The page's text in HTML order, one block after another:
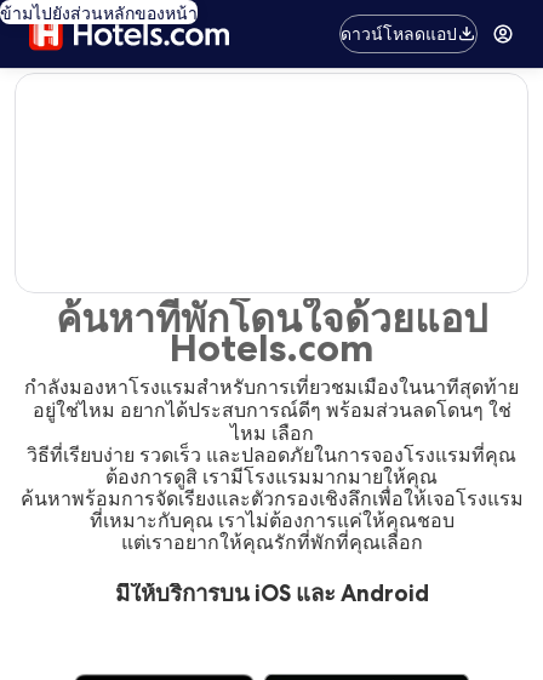
ข้ามไปยังส่วนหลักของหน้า
ดาวน์โหลดแอป
editorial
ค้นหาที่พักโดนใจด้วยแอป
Hotels.com
กำลังมองหาโรงแรมสำหรับการเที่ยวชมเมืองในนาทีสุดท้าย
อยู่ใช่ไหม อยากได้ประสบการณ์ดีๆ พร้อมส่วนลดโดนๆ ใช่
ไหม เลือก
วิธีที่เรียบง่าย รวดเร็ว และปลอดภัยในการจองโรงแรมที่คุณ
ต้องการดูสิ เรามีโรงแรมมากมายให้คุณ
ค้นหาพร้อมการจัดเรียงและตัวกรองเชิงลึกเพื่อให้เจอโรงแรม
ที่เหมาะกับคุณ เราไม่ต้องการแค่ให้คุณชอบ
แต่เราอยากให้คุณรักที่พักที่คุณเลือก
มีให้บริการบน iOS และ Android